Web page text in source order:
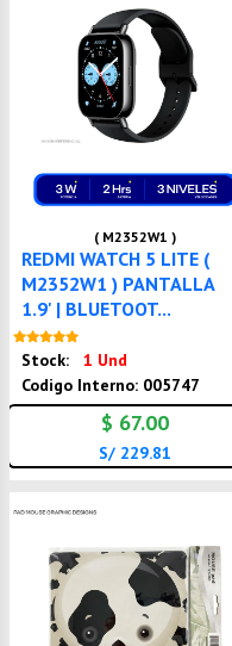
( M2352W1 )
REDMI WATCH 5 LITE (
M2352W1 ) PANTALLA
1.9' | BLUETOOT...
Stock:
1 Und
Codigo Interno: 005747
$ 67.00
S/ 229.81